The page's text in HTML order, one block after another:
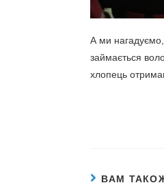
А ми нагадуємо,
займається
хлопець
ВАМ